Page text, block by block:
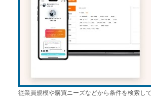
従業員規模や購買ニーズなどから条件を検索し